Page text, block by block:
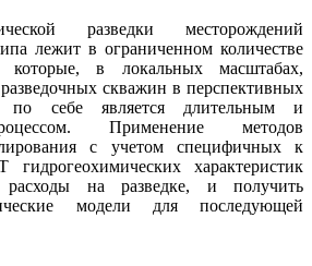
разведки месторождений
лежит в ограниченном количестве
которые, в локальных масштабах,
скважин в перспективных
себе является длительным и
Применение методов
с учетом специфичных к
характеристик
расходы на разведке, и получить
модели для последующей